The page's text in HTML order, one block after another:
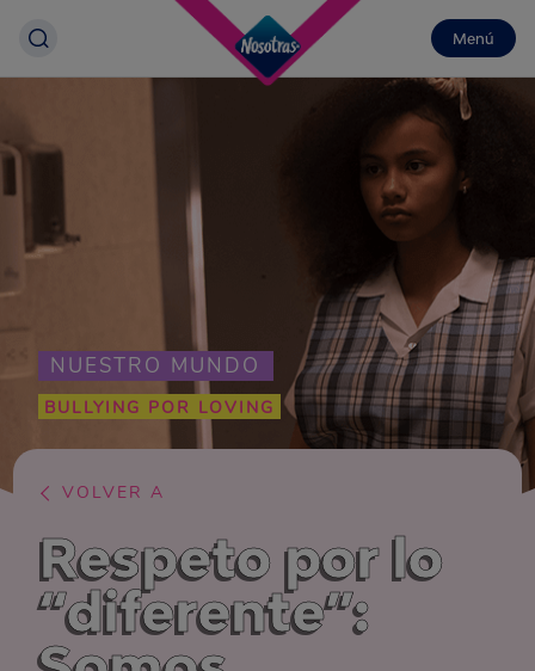
Menú
NUESTRO MUNDO
BULLYING POR LOVING
VOLVER A
Respeto por lo
“diferente”: